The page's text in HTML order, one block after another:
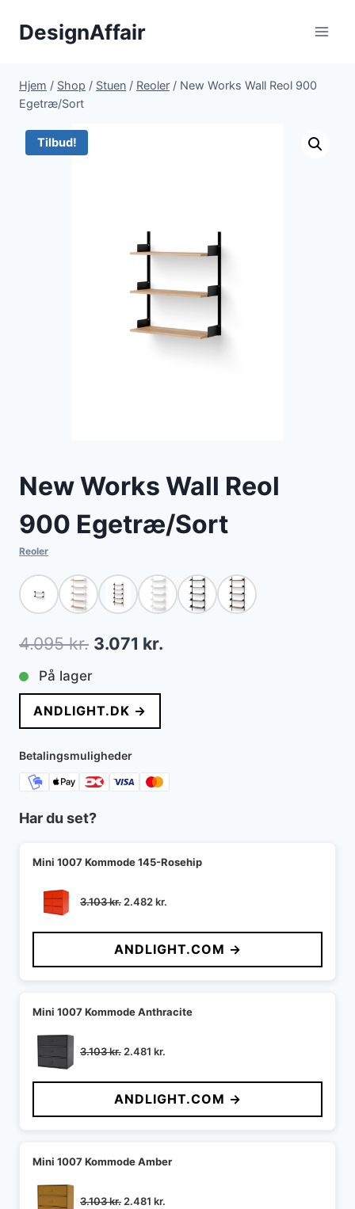
DesignAffair
Hjem / Shop / Stuen / Reoler / New Works Wall Reol 900
Egetræ/Sort
Tilbud!
New Works Wall Reol
900 Egetræ/Sort
Reoler
4.095kr. Den
pris
var:
4.095 kr..
3.071 kr.
På lager
ANDLIGHT.DK →
Betalingsmuligheder
Har du set?
Mini 1007 Kommode 145-Rosehip
3.103kr. Den
pris
var:
3.103 kr..
2.482kr.
pris
er:
2.482 kr..
ANDLIGHT.COM →
Mini 1007 Kommode Anthracite
3.103kr. Den
pris
var:
3.103 kr..
2.481 kr.
pris
er:
2.481 kr..
ANDLIGHT.COM →
Mini 1007 Kommode Amber
3.103kr. Den
2.481 kr.